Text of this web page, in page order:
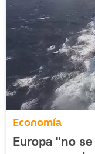
Economía
Europa "no